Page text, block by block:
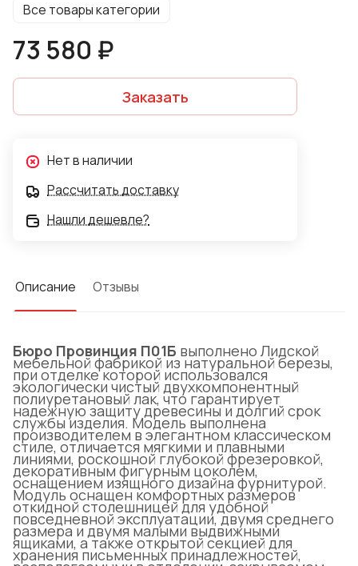
Все товары категории
73 580 ₽
Заказать
Нет в наличии
Рассчитать доставку
Нашли дешевле?
Описание Отзывы
Бюро Провинция П01Б выполнено Лидской
мебельной фабрикой из натуральной березы,
при отделке которой использовался
экологически чистый двухкомпонентный
полиуретановый лак, что гарантирует
надежную защиту древесины и долгий срок
службы изделия. Модель выполнена
производителем в элегантном классическом
стиле, отличается мягкими и плавными
линиями, роскошной глубокой фрезеровкой,
декоративным фигурным цоколем,
оснащением изящного дизайна фурнитурой.
Модуль оснащен комфортных размеров
откидной столешницей для удобной
повседневной эксплуатации, двумя среднего
размера и двумя малыми выдвижными
ящиками, а также открытой секцией для
хранения письменных принадлежностей,